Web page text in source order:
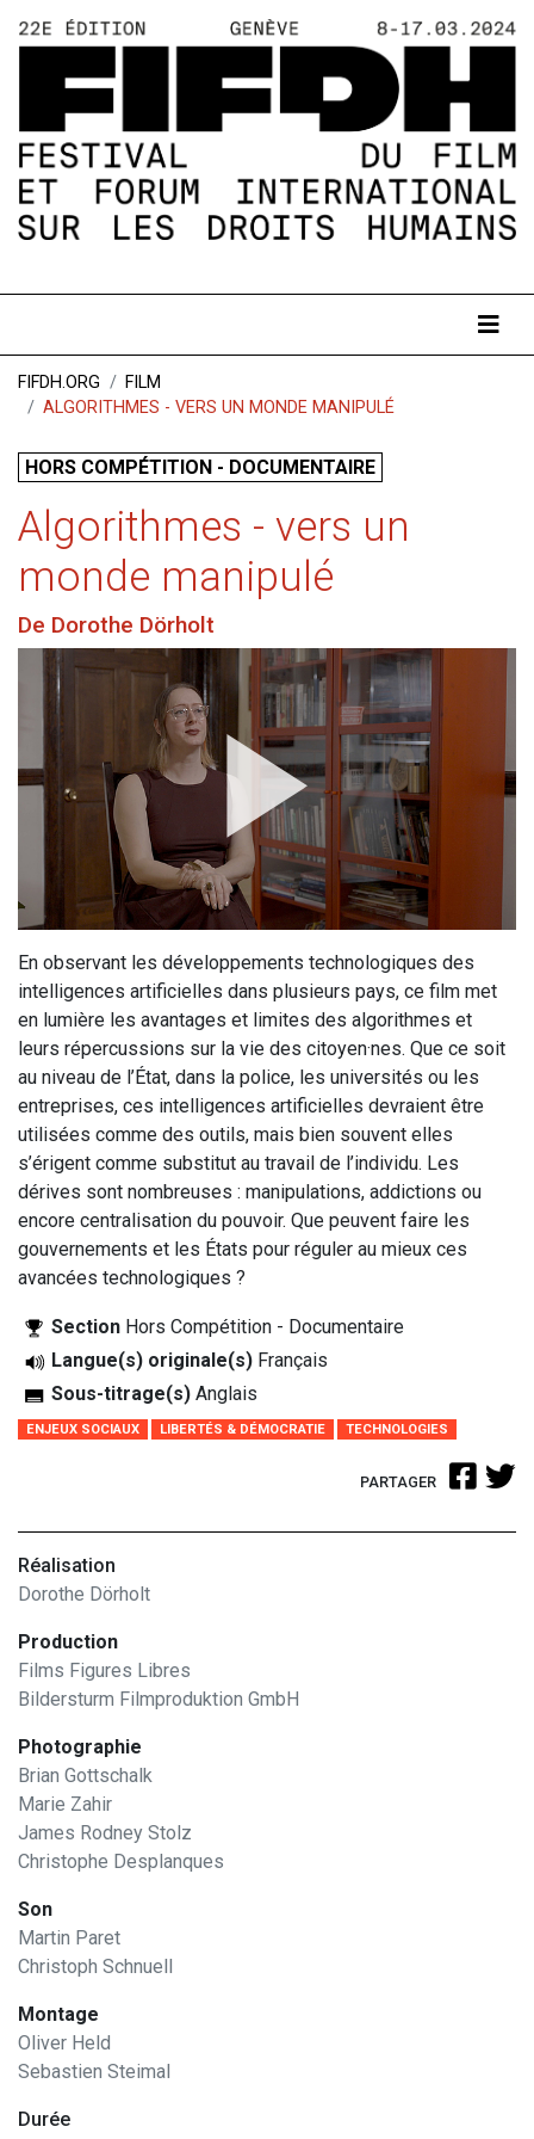
FIFDH.ORG
FILM
ALGORITHMES - VERS UN MONDE MANIPULÉ
HORS COMPÉTITION - DOCUMENTAIRE
Algorithmes - vers un
monde manipulé
De Dorothe Dörholt
En observant les développements technologiques des
intelligences artificielles dans plusieurs pays, ce film met
en lumière les avantages et limites des algorithmes et
leurs répercussions sur la vie des citoyen·nes. Que ce soit
au niveau de l’État, dans la police, les universités ou les
entreprises, ces intelligences artificielles devraient être
utilisées comme des outils, mais bien souvent elles
s’érigent comme substitut au travail de l’individu. Les
dérives sont nombreuses : manipulations, addictions ou
encore centralisation du pouvoir. Que peuvent faire les
gouvernements et les États pour réguler au mieux ces
avancées technologiques ?
Section Hors Compétition - Documentaire
Langue(s) originale(s) Français
Sous-titrage(s) Anglais
ENJEUX SOCIAUX LIBERTÉS & DÉMOCRATIE TECHNOLOGIES
PARTAGER
Réalisation
Dorothe Dörholt
Production
Films Figures Libres
Bildersturm Filmproduktion GmbH
Photographie
Brian Gottschalk
Marie Zahir
James Rodney Stolz
Christophe Desplanques
Son
Martin Paret
Christoph Schnuell
Montage
Oliver Held
Sebastien Steimal
Durée